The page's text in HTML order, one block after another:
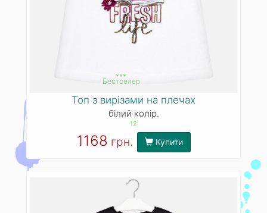
***
Бестселер
Топ з вирізами на плечах
білий колір.
12
1168 грн. Купити